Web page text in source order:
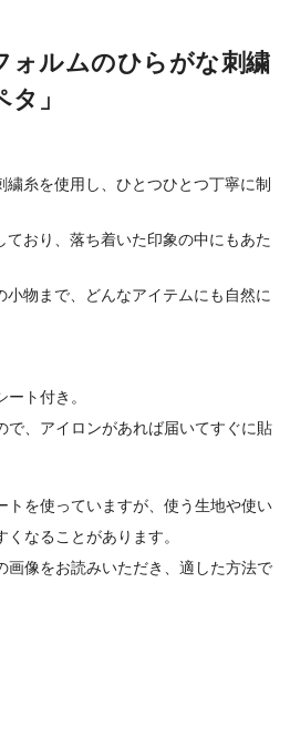
ォルムのひらがな刺繍
」
繍糸を使用し、ひとつひとつ丁寧に制
おり、落ち着いた印象の中にもあた
物まで、どんなアイテムにも自然に
ト付き。
で、アイロンがあれば届いてすぐに貼
トを使っていますが、使う生地や使い
なることがあります。
画像をお読みいただき、適した方法で